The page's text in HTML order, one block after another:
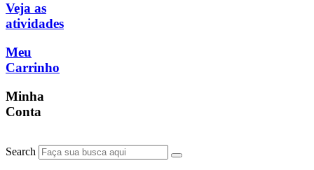
Veja as
atividades
Meu
Carrinho
Minha
Conta
Search